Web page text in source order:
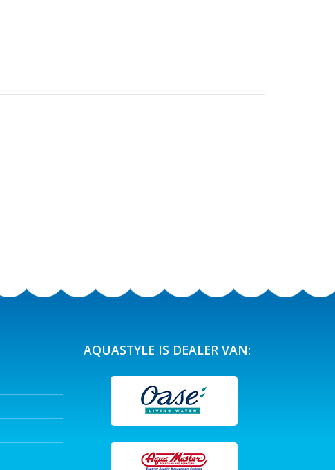
AQUASTYLE IS DEALER VAN: